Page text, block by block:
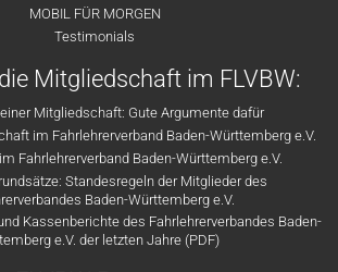
MOBIL FÜR MORGEN
Testimonials
Mitgliedschaft im FLVBW:
Mitgliedschaft: Gute Argumente dafür
im Fahrlehrerverband Baden-Württemberg e.V.
Fahrlehrerverband Baden-Württemberg e.V.
Standesregeln der Mitglieder des
Baden-Württemberg e.V.
Kassenberichte des Fahrlehrerverbandes Baden-
e.V. der letzten Jahre (PDF)